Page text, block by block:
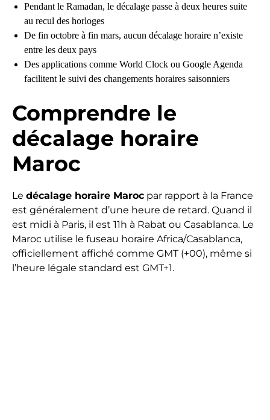
Pendant le Ramadan, le décalage passe à deux heures suite
au recul des horloges
De fin octobre à fin mars, aucun décalage horaire n’existe
entre les deux pays
Des applications comme World Clock ou Google Agenda
facilitent le suivi des changements horaires saisonniers
Comprendre le
décalage horaire
Maroc
Le décalage horaire Maroc par rapport à la France
est généralement d’une heure de retard. Quand il
est midi à Paris, il est 11h à Rabat ou Casablanca. Le
Maroc utilise le fuseau horaire Africa/Casablanca,
officiellement affiché comme GMT (+00), même si
l’heure légale standard est GMT+1.